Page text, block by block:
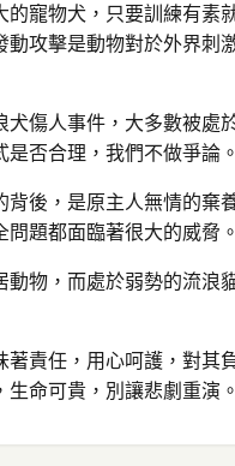
的寵物犬，只要訓練有素
動攻擊是動物對於外界刺
犬傷人事件，大多數被處
是否合理，我們不做爭論。
背後，是原主人無情的棄
題都面臨著很大的威脅。
動物，而處於弱勢的流浪
著責任，用心呵護，對其
命可貴，別讓悲劇重演。